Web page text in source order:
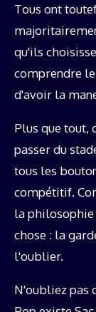
Tous ont
qu'ils
comprendre
d'avoir la
Plus que tout,
passer du
tous les
compétitif.
la philosophie
chose : la
l'oublier.
N'oubliez pas